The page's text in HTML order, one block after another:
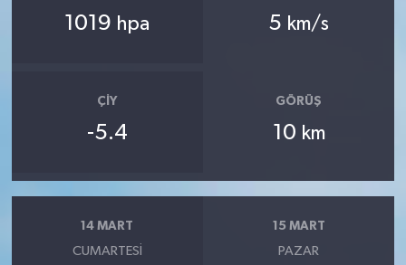
1019 hpa 5 km/s
ÇIY
-5.4
GÖRÜŞ
10 km
14 MART
CUMARTESI
15 MART
PAZAR